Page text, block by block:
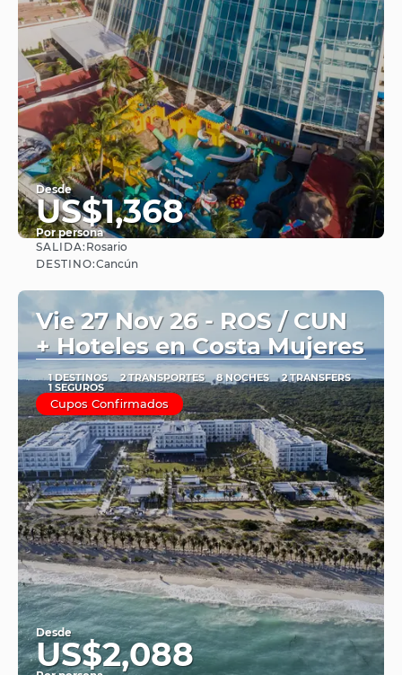
Desde
US$1,368
Por persona
SALIDA: Rosario
DESTINO:Cancún
Vie 27 Nov 26 - ROS / CUN
+ Hoteles en Costa Mujeres
1 DESTINOS 2 TRANSPORTES 8 NOCHES 2 TRANSFERS
1 SEGUROS
Cupos Confirmados
Desde
US$2,088